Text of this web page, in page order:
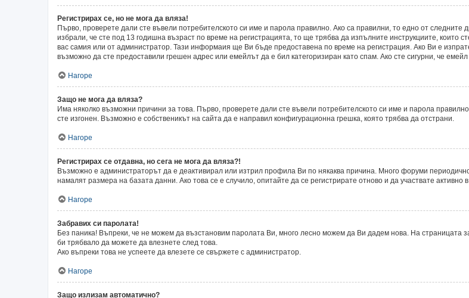
Регистрирах се, но не мога да вляза!
Първо, проверете дали сте въвели потребителското си име и парола правилно. Ако са правилни, то едно от
избрали, че сте под 13 годишна възраст по време на регистрацията, то ще трябва да изпълните инструкциите, които
вас самия или от администратор. Тази информаия ще Ви бъде предоставена по време на регистрация. Ако Ви е
възможно да сте предоставили грешен адрес или емейлът да е бил категоризиран като спам. Ако сте сигурни, че
Нагоре
Защо не мога да вляза?
Има няколко възможни причини за това. Първо, проверете дали сте въвели потребителското си име и парола
сте изгонен. Възможно е собственикът на сайта да е направил конфигурационна грешка, която трябва да отстрани.
Нагоре
Регистрирах се отдавна, но сега не мога да вляза?!
Възможно е администраторът да е деактивирал или изтрил профила Ви по някаква причина. Много форуми
намалят размера на базата данни. Ако това се е случило, опитайте да се регистрирате отново и да участвате активно в
Нагоре
Забравих си паролата!
Без паника! Въпреки, че не можем да възстановим паролата Ви, много лесно можем да Ви дадем нова. На страницата
би трябвало да можете да влезнете след това.
Ако въпреки това не успеете да влезете се свържете с администратор.
Нагоре
Защо излизам автоматично?